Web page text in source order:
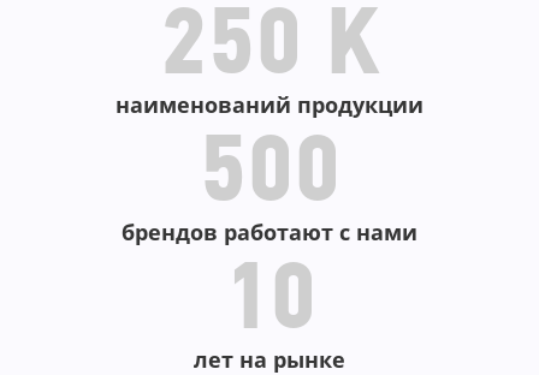
250 K
наименований продукции
500
брендов работают с нами
10
лет на рынке